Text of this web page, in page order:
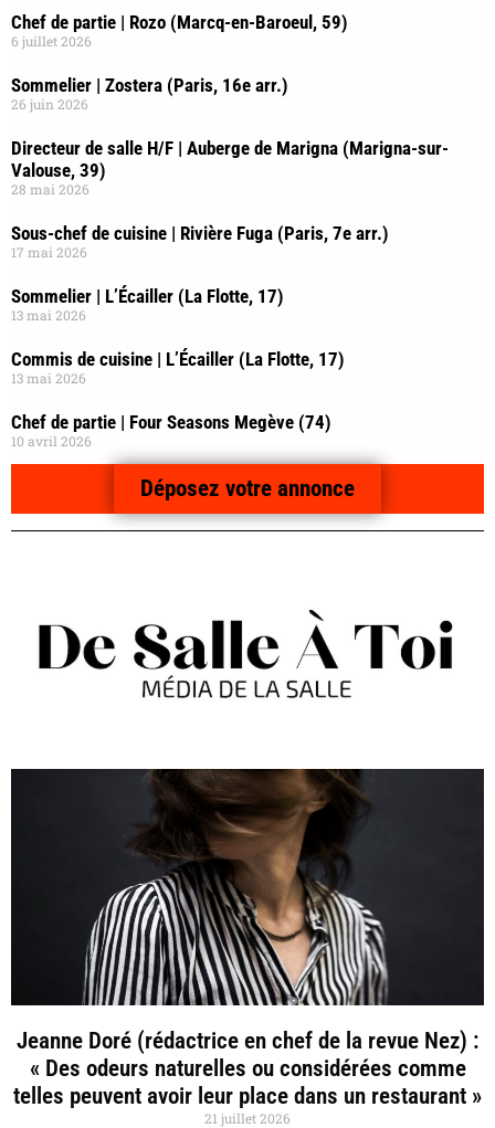
Chef de partie | Rozo (Marcq-en-Baroeul, 59)
6 juillet 2026
Sommelier | Zostera (Paris, 16e arr.)
26 juin 2026
Directeur de salle H/F | Auberge de Marigna (Marigna-sur-
Valouse, 39)
28 mai 2026
Sous-chef de cuisine | Rivière Fuga (Paris, 7e arr.)
17 mai 2026
Sommelier | L’Écailler (La Flotte, 17)
13 mai 2026
Commis de cuisine | L’Écailler (La Flotte, 17)
13 mai 2026
Chef de partie | Four Seasons Megève (74)
10 avril 2026
Déposez votre annonce
Jeanne Doré (rédactrice en chef de la revue Nez) :
« Des odeurs naturelles ou considérées comme
telles peuvent avoir leur place dans un restaurant »
21 juillet 2026